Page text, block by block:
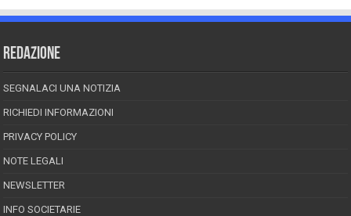
REDAZIONE
SEGNALACI UNA NOTIZIA
RICHIEDI INFORMAZIONI
PRIVACY POLICY
NOTE LEGALI
NEWSLETTER
INFO SOCIETARIE